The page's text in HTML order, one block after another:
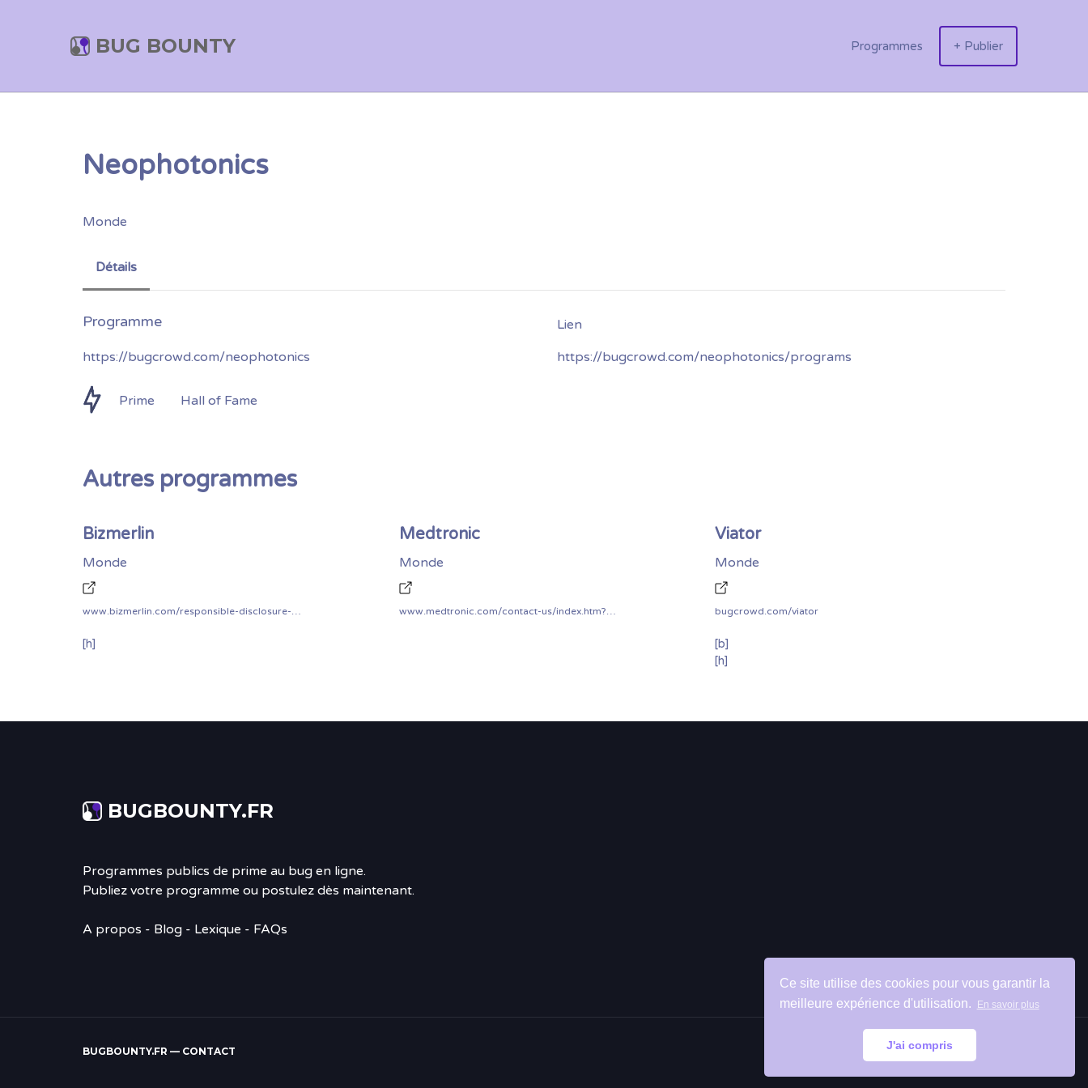
Ce site utilise des cookies pour vous garantir la
meilleure expérience d'utilisation.
En savoir plus
J'ai compris
BUG BOUNTY Programmes + Publier
Neophotonics
Monde
Détails
https://bugcrowd.com/neophotonics https://bugcrowd.com/neophotonics/programs
Prime Hall of Fame
Autres programmes
Bizmerlin
Monde
www.bizmerlin.com/responsible-disclosure-policy/
[h]
Medtronic
Monde
www.medtronic.com/contact-us/index.htm?cmpid=mdt_plc_2015_US_footer_nav_contact_us_mdt_us_legacy_contact_us_form_link
Viator
Monde
bugcrowd.com/viator
[b]
[h]
BUGBOUNTY.FR
Programmes publics de prime au bug en ligne.
Publiez votre programme ou postulez dès maintenant.
A propos - Blog - Lexique - FAQs
BUGBOUNTY.FR — CONTACT
en